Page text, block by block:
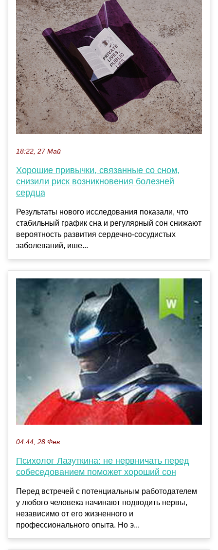
18:22, 27 Май
Хорошие привычки, связанные со сном,
снизили риск возникновения болезней
сердца
Результаты нового исследования показали, что
стабильный график сна и регулярный сон снижают
вероятность развития сердечно-сосудистых
заболеваний, ише...
04:44, 28 Фев
Психолог Лазуткина: не нервничать перед
собеседованием поможет хороший сон
Перед встречей с потенциальным работодателем
у любого человека начинают подводить нервы,
независимо от его жизненного и
профессионального опыта. Но э...